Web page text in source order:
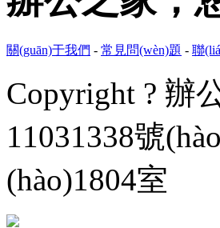
關(guān)于我們 - 常見問(wèn)題 - 聯
Copyright ? 辦
11031338號
(hào)1804室